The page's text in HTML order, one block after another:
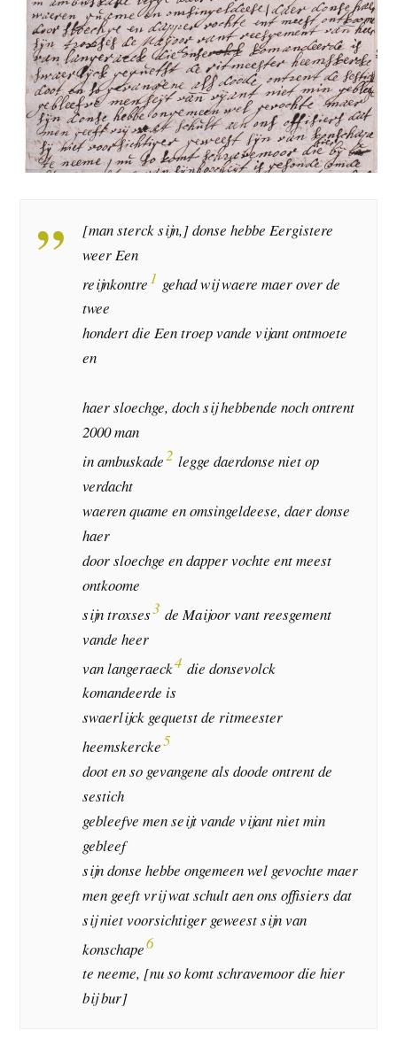
[man sterck sijn,] donse hebbe Eergistere
weer Een
reijnkontre1 gehad wij waere maer over de
twee
hondert die Een troep vande vijant ontmoete
en
haer sloechge, doch sij hebbende noch ontrent
2000 man
in ambuskade2 legge daerdonse niet op
verdacht
waeren quame en omsingeldeese, daer donse
haer
door sloechge en dapper vochte ent meest
ontkoome
sijn troxses3 de Maijoor vant reesgement
vande heer
van langeraeck4 die donsevolck
komandeerde is
swaerlijck gequetst de ritmeester
heemskercke5
doot en so gevangene als doode ontrent de
sestich
gebleefve men seijt vande vijant niet min
gebleef
sijn donse hebbe ongemeen wel gevochte maer
men geeft vrij wat schult aen ons offisiers dat
sij niet voorsichtiger geweest sijn van
konschape6
te neeme, [nu so komt schravemoor die hier
bij bur]